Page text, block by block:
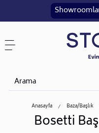
Anasayfa Baza/başlık
Bosetti